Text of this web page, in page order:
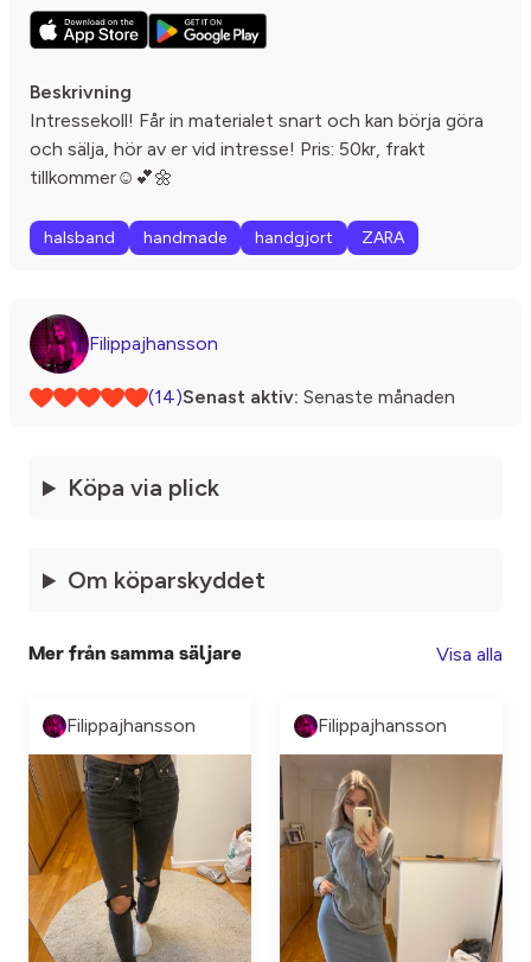
Beskrivning
Intressekoll! Får in materialet snart och kan börja göra
och sälja, hör av er vid intresse! Pris: 50kr, frakt
tillkommer☺️💕🌼
halsband handmade handgjort ZARA
Filippajhansson
(14)Senast aktiv: Senaste månaden
Köpa via plick
Om köparskyddet
Mer från samma säljare Visa alla
Filippajhansson Filippajhansson